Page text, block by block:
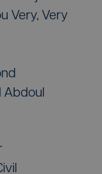
Very, Very
Abdoul